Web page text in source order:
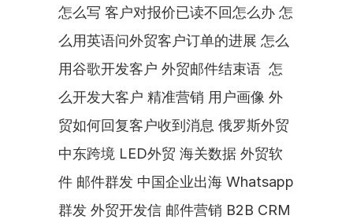
怎么写 客户对报价已读不回怎么办 怎
么用英语问外贸客户订单的进展 怎么
用谷歌开发客户 外贸邮件结束语  怎
么开发大客户 精准营销 用户画像 外
贸如何回复客户收到消息 俄罗斯外贸
中东跨境 LED外贸 海关数据 外贸软
件 邮件群发 中国企业出海 Whatsapp
群发 外贸开发信 邮件营销 B2B CRM